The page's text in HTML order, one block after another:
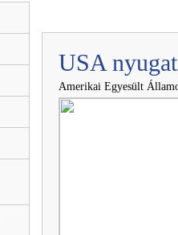
USA
Amerikai Egyesült